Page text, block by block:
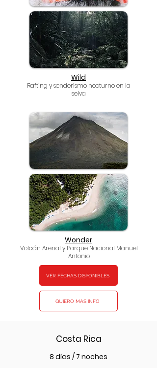
Wild
Rafting y senderismo nocturno en la
selva
Wonder
Volcán Arenal y Parque Nacional Manuel
Antonio
VER FECHAS DISPONIBLES
QUIERO MAS INFO
Costa Rica
8 días / 7 noches